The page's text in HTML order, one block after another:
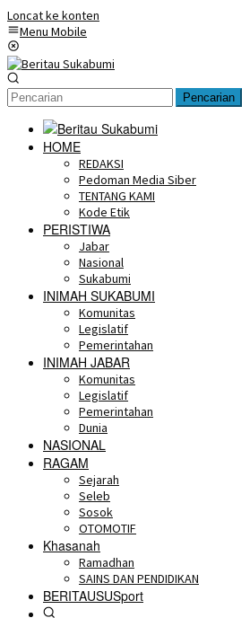
Loncat ke konten
Menu Mobile
Pencarian
HOME
REDAKSI
Pedoman Media Siber
TENTANG KAMI
Kode Etik
PERISTIWA
Jabar
Nasional
Sukabumi
INIMAH SUKABUMI
Komunitas
Legislatif
Pemerintahan
INIMAH JABAR
Komunitas
Legislatif
Pemerintahan
Dunia
NASIONAL
RAGAM
Sejarah
Seleb
Sosok
OTOMOTIF
Khasanah
Ramadhan
SAINS DAN PENDIDIKAN
BERITAUSUSport